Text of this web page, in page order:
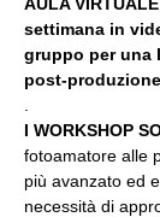
settimana in
gruppo per una
post-
I WORKSHOP
fotoamatore alle
più avanzato ed
necessità di